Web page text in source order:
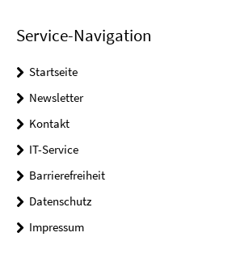
Service-Navigation
Startseite
Newsletter
Kontakt
IT-Service
Barrierefreiheit
Datenschutz
Impressum